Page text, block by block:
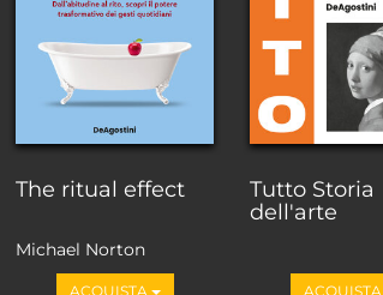
The ritual effect
Michael Norton
ACQUISTA
Tutto Storia
dell'arte
ACQUISTA